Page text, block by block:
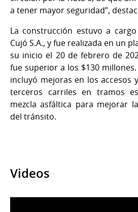
a tener mayor seguridad”,
La construcción estuvo a
Cujó S.A., y fue realizada en un
su inicio el 20 de febrero de
fue superior a los $130
incluyó mejoras en los accesos
terceros carriles en tramos
mezcla asfáltica para mejorar
del tránsito.
Videos